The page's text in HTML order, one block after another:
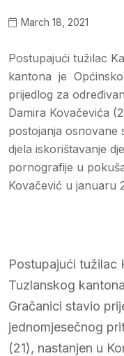
March 18, 2021
Postupajući tužilac
kantona je
prijedlog za
Damira Kovačevića
postojanja osnovane
djela iskorištavanje
pornografije u
Kovačević u januaru
Postupajući tužilac
Tuzlanskog
Gračanici stavio
jednomjesečnog
(21), nastanjen u